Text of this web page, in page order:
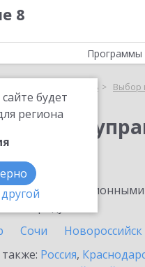
8
будет
региона
Программы
персоналом 8 Выбор
и
с
Сочи Новороссийск
Россия,